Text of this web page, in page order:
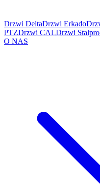
Drzwi DeltaDrzwi Erkado
PTZDrzwi CALDrzwi
O NAS